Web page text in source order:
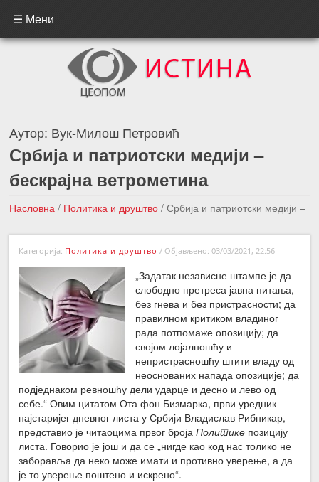
☰ Мени
Аутор: Вук-Милош Петровић
Србија и патриотски медији –
бескрајна ветрометина
Насловна / Политика и друштво / Србија и патриотски медији –
бескрајна ветрометина
←Претходна вест
Следећа вест →
Категорија: Политика и друштво / Објављено: 03/03/2021, 22:56
„Задатак независне штампе је да
слободно претреса јавна питања,
без гнева и без пристрасности; да
правилном критиком владиног
рада потпомаже опозицију; да
својом лојалношћу и
непристрасношћу штити владу од
неоснованих напада опозиције; да
подједнаком ревношћу дели ударце и десно и лево од
себе.“ Овим цитатом Ота фон Бизмарка, први уредник
најстаријег дневног листа у Србији Владислав Рибникар,
представио је читаоцима првог бројаПолитике позицију
листа. Говорио је још и да се „нигде као код нас толико не
заборавља да неко може имати и противно уверење, а да
је то уверење поштено и искрено“.